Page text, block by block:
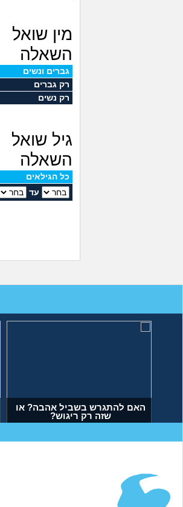
מין שואל
השאלה
גברים ונשים
רק גברים
רק נשים
גיל שואל
השאלה
כל הגילאים
עד
האם להתגרש בשביל אהבה? או
שזה רק ריגוש?